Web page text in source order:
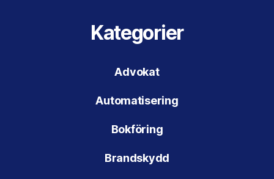
Kategorier
Advokat
Automatisering
Bokföring
Brandskydd